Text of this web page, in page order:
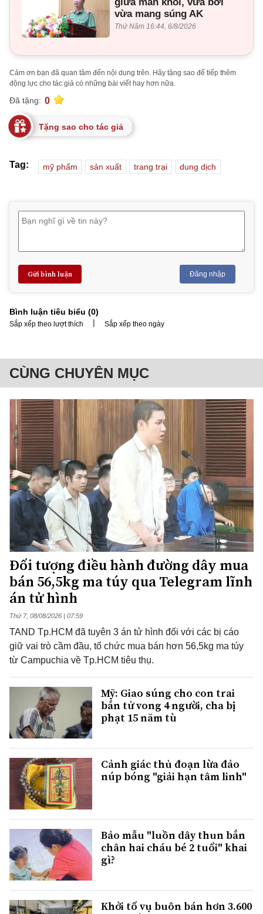
vừa mang súng AK
Thứ Năm 16:44, 6/8/2026
Cảm ơn bạn đã quan tâm đến nội dung trên. Hãy tặng sao để tiếp thêm
động lực cho tác giả có những bài viết hay hơn nữa.
Đã tặng: 0
Tặng sao cho tác giả
Tag: mỹ phẩm sản xuất trang trại dung dịch
Gửi bình luận Đăng nhập
Bình luận tiêu biểu (0)
Sắp xếp theo lượt thích | Sắp xếp theo ngày
CÙNG CHUYÊN MỤC
Đối tượng điều hành đường dây mua
bán 56,5kg ma túy qua Telegram lĩnh
án tử hình
Thứ 7, 08/08/2026 | 07:59
TAND Tp.HCM đã tuyên 3 án tử hình đối với các bị cáo
giữ vai trò cầm đầu, tổ chức mua bán hơn 56,5kg ma túy
từ Campuchia về Tp.HCM tiêu thụ.
Mỹ: Giao súng cho con trai
bắn tử vong 4 người, cha bị
phạt 15 năm tù
Cảnh giác thủ đoạn lừa đảo
núp bóng "giải hạn tâm linh"
Bảo mẫu "luồn dây thun bắn
chân hai cháu bé 2 tuổi" khai
gì?
Khởi tố vụ buôn bán hơn 3.600